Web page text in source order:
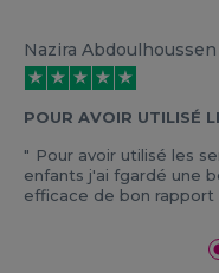
Nazira Abdoulhoussen
POUR AVOIR UTILISÉ
Pour avoir utilisé les
enfants j'ai fgardé une
efficace de bon rapport